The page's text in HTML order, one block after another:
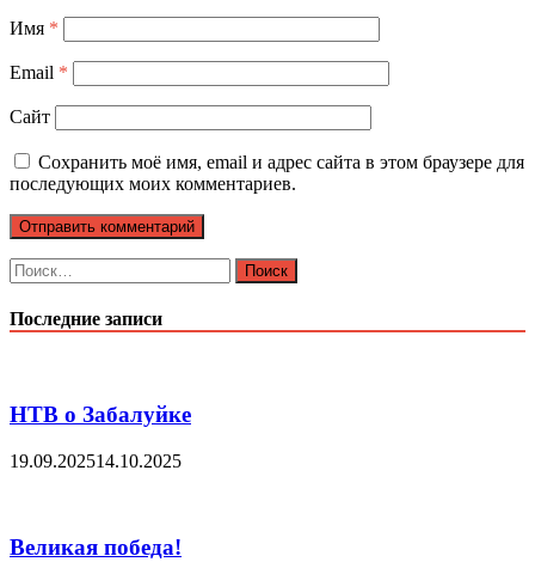
Имя *
Email *
Сайт
Сохранить моё имя, email и адрес сайта в этом браузере для
последующих моих комментариев.
Найти:
Последние записи
НТВ о Забалуйке
19.09.202514.10.2025
Великая победа!